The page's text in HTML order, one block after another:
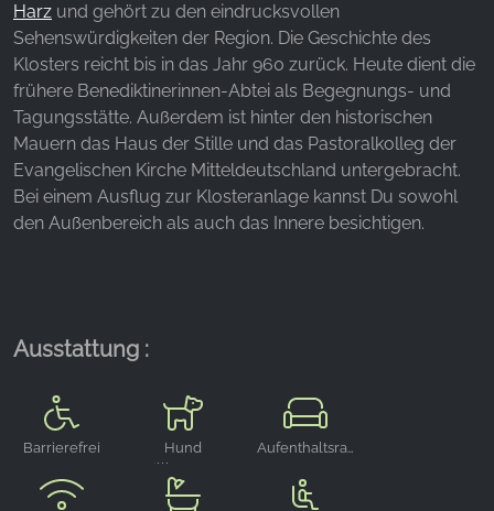
Harz und gehört zu den eindrucksvollen
Sehenswürdigkeiten der Region. Die Geschichte des
Klosters reicht bis in das Jahr 960 zurück. Heute dient die
frühere Benediktinerinnen-Abtei als Begegnungs- und
Tagungsstätte. Außerdem ist hinter den historischen
Mauern das Haus der Stille und das Pastoralkolleg der
Evangelischen Kirche Mitteldeutschland untergebracht.
Bei einem Ausflug zur Klosteranlage kannst Du sowohl
den Außenbereich als auch das Innere besichtigen.
Ausstattung :
Barrierefrei
Hund
willkommen
Aufenthaltsraum
Name:
_fbp, fr, _fbq, fbq
Anbieter:
Facebook Ireland Ltd.
Zweck:
Cookie Laufzeit:
STATISTIK
Diese Informationen helfen uns zu verstehen, wie
unsere Besucher unsere Website nutzen.
Google Analytics